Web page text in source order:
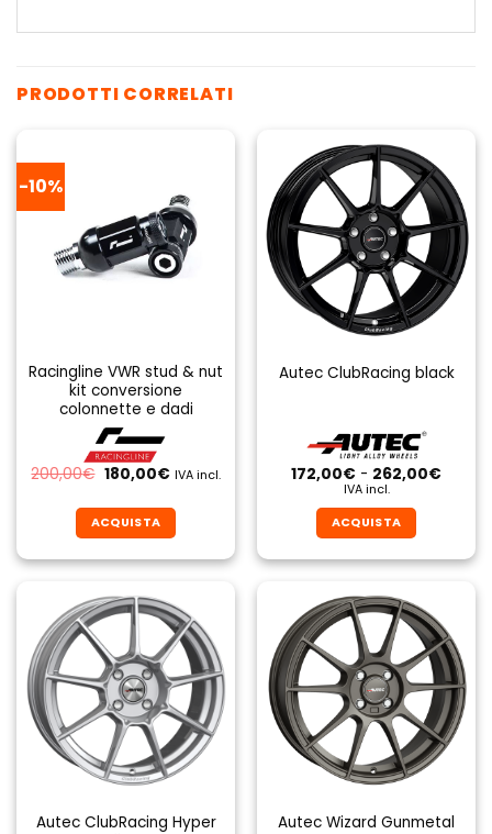
PRODOTTI CORRELATI
-10%
Racingline VWR stud & nut
kit conversione
colonnette e dadi
200,00€ Il
prezzo
era:
200,00€.
180,00€Il
è:
180,00€.
IVA incl.
ACQUISTA
prodotto
ha
più
varianti.
Le
opzioni
possono
essere
scelte
nella
del
Autec ClubRacing black
172,00€ - 262,00€Fascia
IVA incl.
ACQUISTA
prodotto
ha
più
varianti.
Le
opzioni
possono
essere
scelte
nella
del
Autec ClubRacing Hyper
Autec Wizard Gunmetal